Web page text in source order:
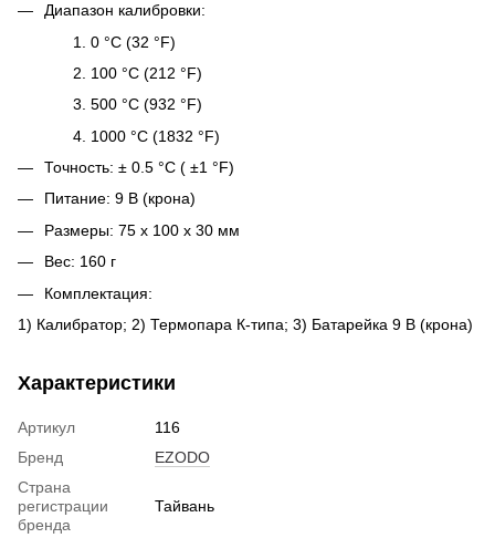
Диапазон калибровки:
0 °C (32 °F)
100 °C (212 °F)
500 °C (932 °F)
1000 °C (1832 °F)
Точность: ± 0.5 °C ( ±1 °F)
Питание: 9 В (крона)
Размеры: 75 x 100 x 30 мм
Вес: 160 г
Комплектация:
1) Калибратор; 2) Термопара К-типа; 3) Батарейка 9 В (крона)
Характеристики
Артикул
116
Бренд
EZODO
Страна
регистрации
бренда
Тайвань